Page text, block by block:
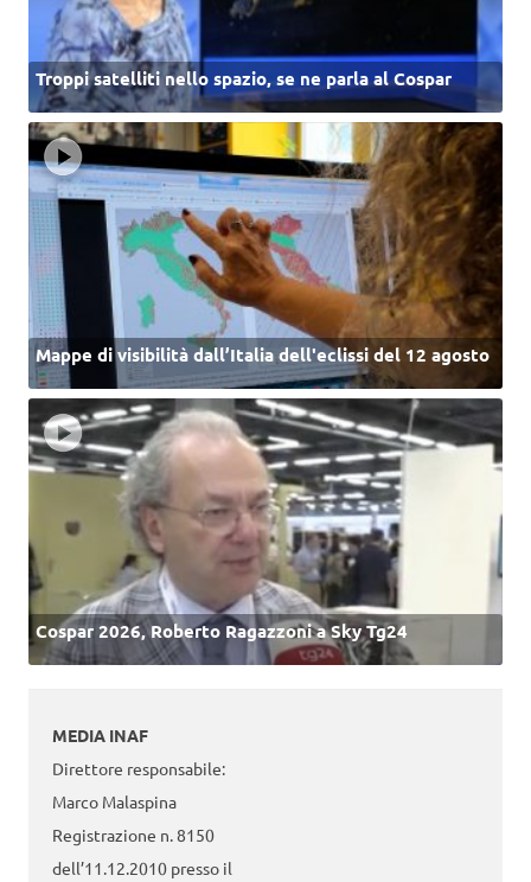
Troppi satelliti nello spazio, se ne parla al Cospar
Mappe di visibilità dall’Italia dell'eclissi del 12 agosto
Cospar 2026, Roberto Ragazzoni a Sky Tg24
MEDIA INAF
Direttore responsabile:
Marco Malaspina
Registrazione n. 8150
dell’11.12.2010 presso il